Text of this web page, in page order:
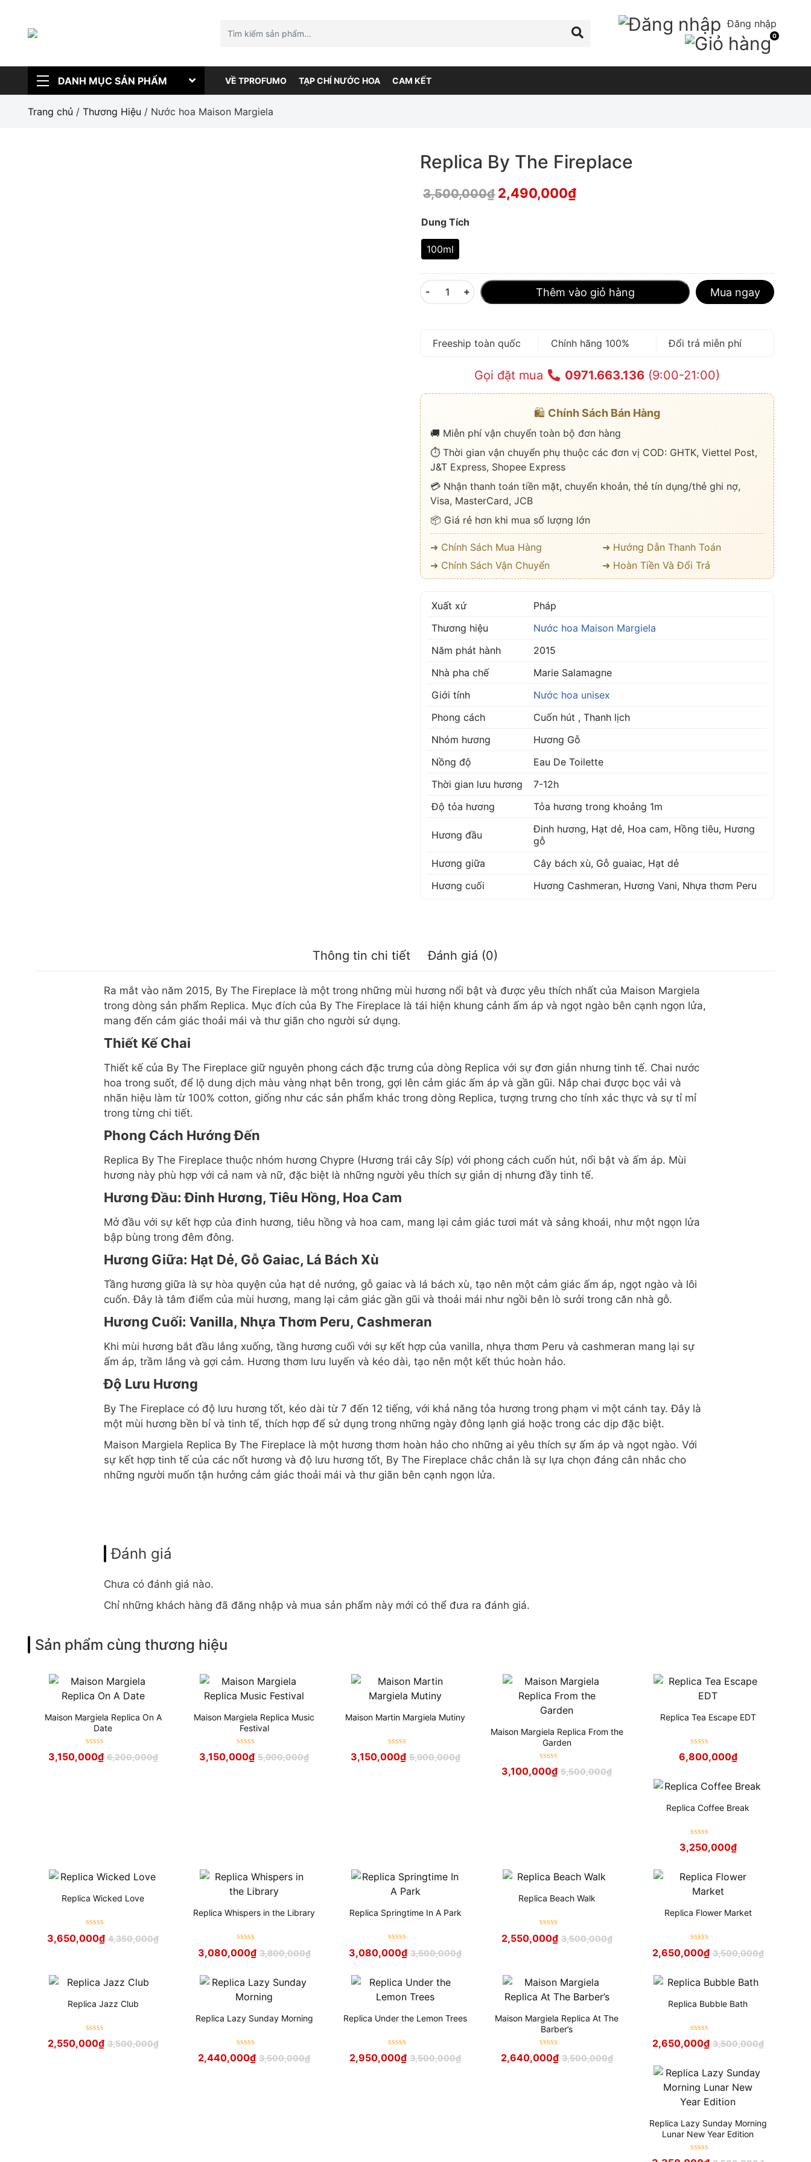
Đăng nhập
0
DANH MỤC SẢN PHẨM VỀ TPROFUMO TẠP CHÍ NƯỚC HOA CAM KẾT
Trang chủ / Thương Hiệu / Nước hoa Maison Margiela
Replica By The Fireplace
3,500,000₫ 2,490,000₫
Dung Tích
100ml
- + Thêm vào giỏ hàng Mua ngay
Freeship toàn quốc Chính hãng 100% Đổi trả miễn phí
Gọi đặt mua 0971.663.136 (9:00-21:00)
🛍️ Chính Sách Bán Hàng
🚚 Miễn phí vận chuyển toàn bộ đơn hàng
⏱️ Thời gian vận chuyển phụ thuộc các đơn vị COD: GHTK, Viettel Post,
J&T Express, Shopee Express
💳 Nhận thanh toán tiền mặt, chuyển khoản, thẻ tín dụng/thẻ ghi nợ,
Visa, MasterCard, JCB
📦 Giá rẻ hơn khi mua số lượng lớn
➜ Chính Sách Mua Hàng
➜ Hướng Dẫn Thanh Toán
➜ Chính Sách Vận Chuyển
➜ Hoàn Tiền Và Đổi Trả
Xuất xứ
Pháp
Thương hiệu
Nước hoa Maison Margiela
Năm phát hành
2015
Nhà pha chế
Marie Salamagne
Giới tính
Nước hoa unisex
Phong cách
Cuốn hút , Thanh lịch
Nhóm hương
Hương Gỗ
Nồng độ
Eau De Toilette
Thời gian lưu hương
7-12h
Độ tỏa hương
Tỏa hương trong khoảng 1m
Hương đầu Đinh hương, Hạt dẻ, Hoa cam, Hồng tiêu, Hương
gỗ
Hương giữa
Cây bách xù, Gỗ guaiac, Hạt dẻ
Hương cuối
Hương Cashmeran, Hương Vani, Nhựa thơm Peru
Thông tin chi tiết Đánh giá (0)
Ra mắt vào năm 2015, By The Fireplace là một trong những mùi hương nổi bật và được yêu thích nhất của Maison Margiela
trong dòng sản phẩm Replica. Mục đích của By The Fireplace là tái hiện khung cảnh ấm áp và ngọt ngào bên cạnh ngọn lửa,
mang đến cảm giác thoải mái và thư giãn cho người sử dụng.
Thiết Kế Chai
Thiết kế của By The Fireplace giữ nguyên phong cách đặc trưng của dòng Replica với sự đơn giản nhưng tinh tế. Chai nước
hoa trong suốt, để lộ dung dịch màu vàng nhạt bên trong, gợi lên cảm giác ấm áp và gần gũi. Nắp chai được bọc vải và
nhãn hiệu làm từ 100% cotton, giống như các sản phẩm khác trong dòng Replica, tượng trưng cho tính xác thực và sự tỉ mỉ
trong từng chi tiết.
Phong Cách Hướng Đến
Replica By The Fireplace thuộc nhóm hương Chypre (Hương trái cây Síp) với phong cách cuốn hút, nổi bật và ấm áp. Mùi
hương này phù hợp với cả nam và nữ, đặc biệt là những người yêu thích sự giản dị nhưng đầy tinh tế.
Hương Đầu: Đinh Hương, Tiêu Hồng, Hoa Cam
Mở đầu với sự kết hợp của đinh hương, tiêu hồng và hoa cam, mang lại cảm giác tươi mát và sảng khoái, như một ngọn lửa
bập bùng trong đêm đông.
Hương Giữa: Hạt Dẻ, Gỗ Gaiac, Lá Bách Xù
Tầng hương giữa là sự hòa quyện của hạt dẻ nướng, gỗ gaiac và lá bách xù, tạo nên một cảm giác ấm áp, ngọt ngào và lôi
cuốn. Đây là tâm điểm của mùi hương, mang lại cảm giác gần gũi và thoải mái như ngồi bên lò sưởi trong căn nhà gỗ.
Hương Cuối: Vanilla, Nhựa Thơm Peru, Cashmeran
Khi mùi hương bắt đầu lắng xuống, tầng hương cuối với sự kết hợp của vanilla, nhựa thơm Peru và cashmeran mang lại sự
ấm áp, trầm lắng và gợi cảm. Hương thơm lưu luyến và kéo dài, tạo nên một kết thúc hoàn hảo.
Độ Lưu Hương
By The Fireplace có độ lưu hương tốt, kéo dài từ 7 đến 12 tiếng, với khả năng tỏa hương trong phạm vi một cánh tay. Đây là
một mùi hương bền bỉ và tinh tế, thích hợp để sử dụng trong những ngày đông lạnh giá hoặc trong các dịp đặc biệt.
Maison Margiela Replica By The Fireplace là một hương thơm hoàn hảo cho những ai yêu thích sự ấm áp và ngọt ngào. Với
sự kết hợp tinh tế của các nốt hương và độ lưu hương tốt, By The Fireplace chắc chắn là sự lựa chọn đáng cân nhắc cho
những người muốn tận hưởng cảm giác thoải mái và thư giãn bên cạnh ngọn lửa.
Đánh giá
Chưa có đánh giá nào.
Chỉ những khách hàng đã đăng nhập và mua sản phẩm này mới có thể đưa ra đánh giá.
Sản phẩm cùng thương hiệu
Maison Margiela Replica On A
Date
hạng5 sao
6,200,000₫
3,150,000₫
Maison Margiela Replica Music
Festival
hạng5 sao
5,900,000₫
3,150,000₫
Maison Martin Margiela Mutiny
hạng5 sao
5,900,000₫
3,150,000₫
Maison Margiela Replica From the
Garden
hạng5 sao
5,500,000₫
3,100,000₫
Replica Tea Escape EDT
hạng5sao
6,800,000₫
Replica Coffee Break
hạng5sao
3,250,000₫
Replica Wicked Love
hạng5sao
4,350,000₫
3,650,000₫
Replica Whispers in the Library
hạng5sao
3,800,000₫
3,080,000₫
Replica Springtime In A Park
hạng5sao
3,500,000₫
3,080,000₫
Replica Beach Walk
hạng5 sao
3,500,000₫
2,550,000₫
Replica Flower Market
hạng5 sao
3,500,000₫
2,650,000₫
Replica Jazz Club
hạng5 sao
3,500,000₫
2,550,000₫
Replica Lazy Sunday Morning
hạng5 sao
3,500,000₫
2,440,000₫
Replica Under the Lemon Trees
hạng5 sao
3,500,000₫
2,950,000₫
Maison Margiela Replica At The
Barber’s
hạng5sao
3,500,000₫
2,640,000₫
Replica Bubble Bath
hạng5 sao
3,500,000₫
2,650,000₫
Replica Lazy Sunday Morning
Lunar New Year Edition